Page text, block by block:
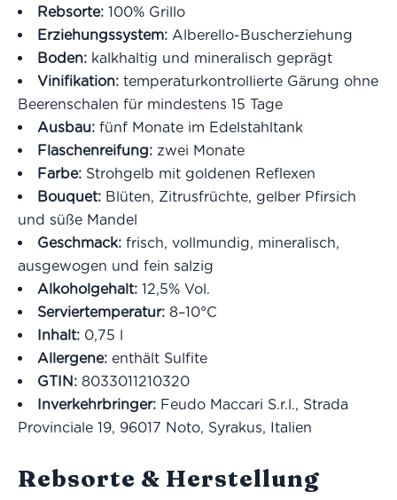
Rebsorte: 100% Grillo
Erziehungssystem: Alberello-Buscherziehung
Boden: kalkhaltig und mineralisch geprägt
Vinifikation: temperaturkontrollierte Gärung ohne
Beerenschalen für mindestens 15 Tage
Ausbau: fünf Monate im Edelstahltank
Flaschenreifung: zwei Monate
Farbe: Strohgelb mit goldenen Reflexen
Bouquet: Blüten, Zitrusfrüchte, gelber Pfirsich
und süße Mandel
Geschmack: frisch, vollmundig, mineralisch,
ausgewogen und fein salzig
Alkoholgehalt: 12,5% Vol.
Serviertemperatur: 8–10°C
Inhalt: 0,75 l
Allergene: enthält Sulfite
GTIN: 8033011210320
Inverkehrbringer: Feudo Maccari S.r.l., Strada
Provinciale 19, 96017 Noto, Syrakus, Italien
Rebsorte & Herstellung